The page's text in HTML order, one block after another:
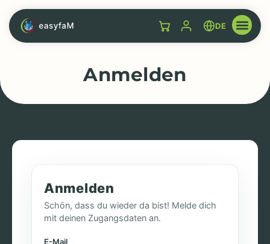
DE
Anmelden
Anmelden
Schön, dass du wieder da bist! Melde dich
mit deinen Zugangsdaten an.
E-Mail